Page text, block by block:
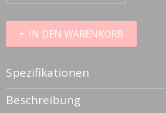
IN DEN WARENKORB
Spezifikationen
Größe (l,b,h)
50 x 140 x 0 cm
Beschreibung